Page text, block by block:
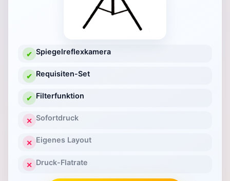
✔ Spiegelreflexkamera
✔ Requisiten-Set
✔ Filterfunktion
✕ Sofortdruck
✕ Eigenes Layout
✕ Druck-Flatrate